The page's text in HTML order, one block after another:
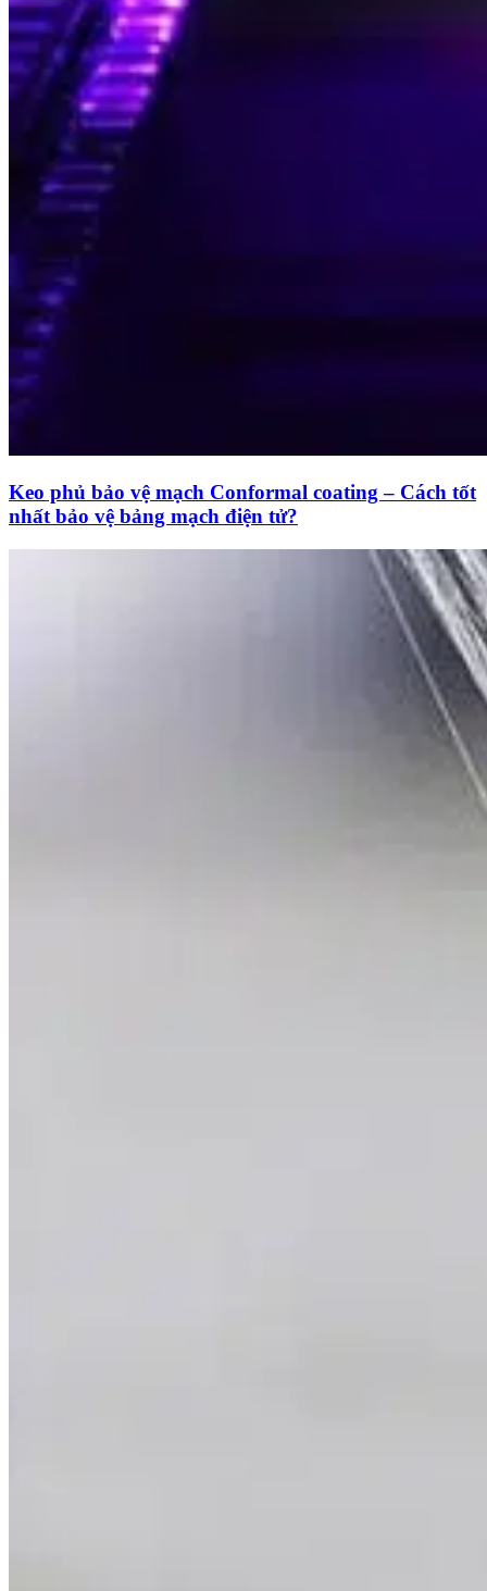
Keo phủ bảo vệ mạch Conformal coating – Cách tốt
nhất bảo vệ bảng mạch điện tử?